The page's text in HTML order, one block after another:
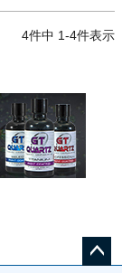
4件中 1-4件表示